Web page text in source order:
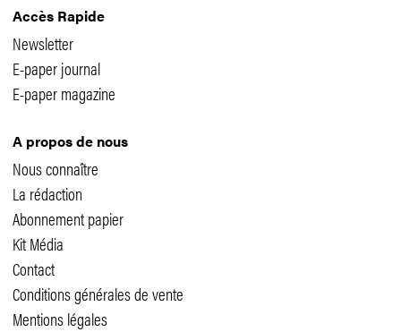
Accès Rapide
Newsletter
E-paper journal
E-paper magazine
A propos de nous
Nous connaître
La rédaction
Abonnement papier
Kit Média
Contact
Conditions générales de vente
Mentions légales